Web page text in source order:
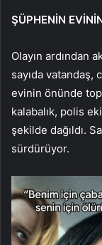
ŞÜPHENİN
Olayın ardından
sayıda
evinin önünde
kalabalık, polis
şekilde dağıldı.
sürdürüyor.